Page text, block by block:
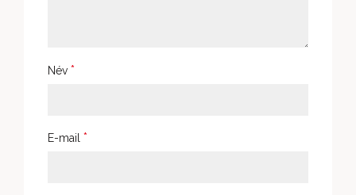
Név *
E-mail *